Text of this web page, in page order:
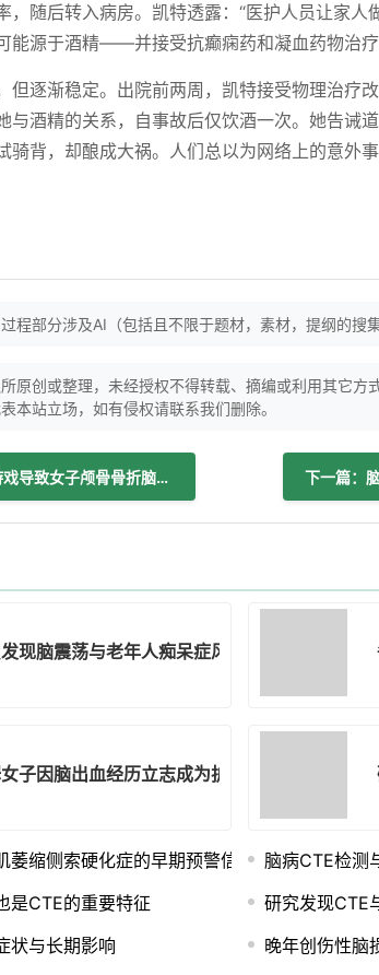
，随后转入病房。凯特透露：“医护人员让家
源于酒精——并接受抗癫痫药和凝血药物治疗
但逐渐稳定。出院前两周，凯特接受物理治
与酒精的关系，自事故后仅饮酒一次。她告诫
骑背，却酿成大祸。人们总以为网络上的意外
程部分涉及AI（包括且不限于题材，素材，提纲的搜
原创或整理，未经授权不得转载、摘编或利用其它方
本站立场，如有侵权请联系我们删除。
上一篇：醉酒后背人游戏导致女子颅骨骨折脑出血
现脑震荡与老年人痴呆症风险显著升高相关
子因脑出血经历立志成为护士
萎缩侧索硬化症的早期预警信号 脑病CTE检测
是CTE的重要特征
研究发现CTE
状与长期影响
晚年创伤性脑